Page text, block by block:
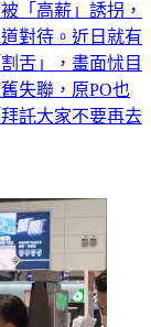
「高薪」誘拐，
對待。近日就有
舌」，畫面怵目
失聯，原PO也
託大家不要再去